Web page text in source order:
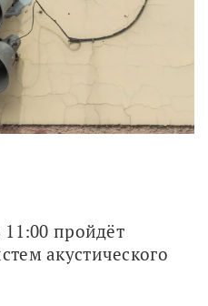
пройдёт
акустического